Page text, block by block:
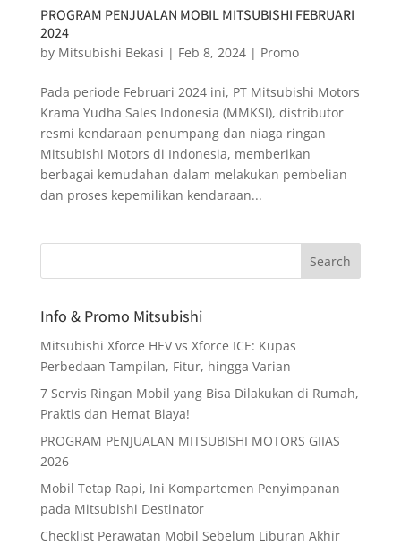
PROGRAM PENJUALAN MOBIL MITSUBISHI FEBRUARI
2024
by Mitsubishi Bekasi | Feb 8, 2024| Promo
Pada periode Februari 2024 ini, PT Mitsubishi Motors
Krama Yudha Sales Indonesia (MMKSI), distributor
resmi kendaraan penumpang dan niaga ringan
Mitsubishi Motors di Indonesia, memberikan
berbagai kemudahan dalam melakukan pembelian
dan proses kepemilikan kendaraan...
Info & Promo Mitsubishi
Mitsubishi Xforce HEV vs Xforce ICE: Kupas
Perbedaan Tampilan, Fitur, hingga Varian
7 Servis Ringan Mobil yang Bisa Dilakukan di Rumah,
Praktis dan Hemat Biaya!
PROGRAM PENJUALAN MITSUBISHI MOTORS GIIAS
2026
Mobil Tetap Rapi, Ini Kompartemen Penyimpanan
pada Mitsubishi Destinator
Checklist Perawatan Mobil Sebelum Liburan Akhir